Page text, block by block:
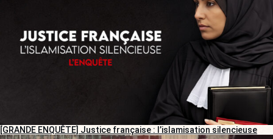
[GRANDE ENQUÊTE] Justice française : l’islamisation silencieuse